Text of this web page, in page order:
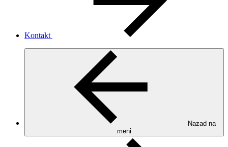
Kontakt
Nazad na
meni